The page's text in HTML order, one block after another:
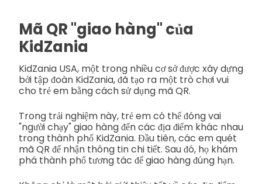
Mã QR "giao hàng" của
KidZania
KidZania USA, một trong nhiều cơ sở được xây dựng
bởi tập đoàn KidZania, đã tạo ra một trò chơi vui
cho trẻ em bằng cách sử dụng mã QR.
Trong trải nghiệm này, trẻ em có thể đóng vai
"người chạy" giao hàng đến các địa điểm khác nhau
trong thành phố KidZania. Đầu tiên, các em quét
mã QR để nhận thông tin chi tiết. Sau đó, họ khám
phá thành phố tương tác để giao hàng đúng hạn.